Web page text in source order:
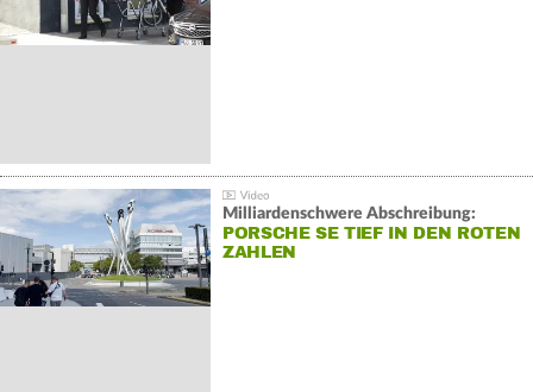
Milliardenschwere Abschreibung:
PORSCHE SE TIEF IN DEN ROTEN
ZAHLEN